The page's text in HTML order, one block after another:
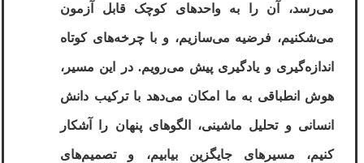
می‌رسد، آن را به واحدهای کوچک قابل آزمون
می‌شکنیم، فرضیه می‌سازیم، و با چرخه‌های کوتاه
اندازه‌گیری و یادگیری پیش می‌رویم. در این مسیر،
هوش انطباقی به ما امکان می‌دهد با ترکیب دانش
انسانی و تحلیل ماشینی، الگوهای پنهان را آشکار
کنیم، مسیرهای جایگزین بیابیم، و تصمیم‌های